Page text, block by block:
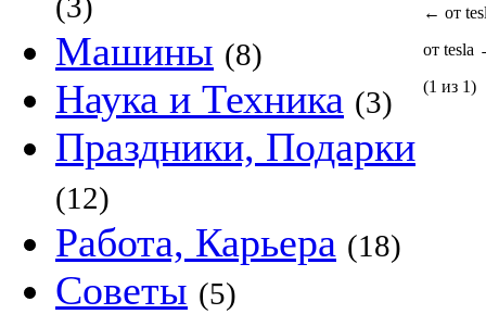
Машины (8)
Наука и Техника (3)
Праздники, Подарки
(12)
Работа, Карьера (18)
Советы (5)
← от
от tesla
(1 из 1)